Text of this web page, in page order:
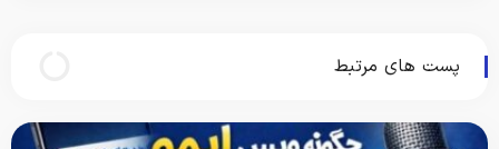
پست های مرتبط